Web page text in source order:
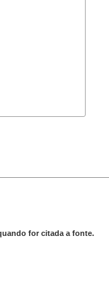
for citada a fonte.